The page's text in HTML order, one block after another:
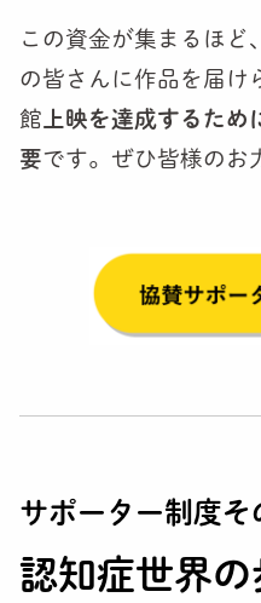
この資金が集まるほど
の皆さんに作品を届け
館上映を達成するため
要です。ぜひ皆様のお
サポーター制度そ
認知症世界